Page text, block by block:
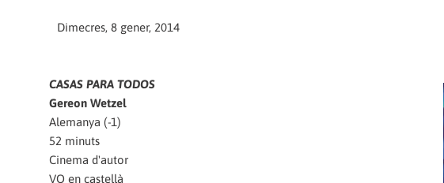
Dimecres, 8 gener, 2014
CASAS PARA TODOS
Gereon Wetzel
Alemanya (-1)
52 minuts
Cinema d'autor
VO en castellà